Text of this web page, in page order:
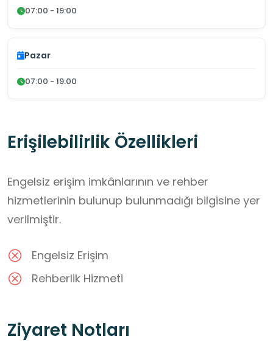
07:00 - 19:00
Pazar
07:00 - 19:00
Erişilebilirlik Özellikleri
Engelsiz erişim imkânlarının ve rehber
hizmetlerinin bulunup bulunmadığı bilgisine yer
verilmiştir.
Engelsiz Erişim
Rehberlik Hizmeti
Ziyaret Notları